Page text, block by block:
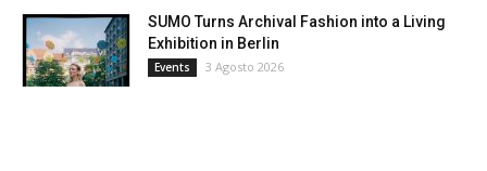
SUMO Turns Archival Fashion into a Living
Exhibition in Berlin
Events 3 Agosto 2026